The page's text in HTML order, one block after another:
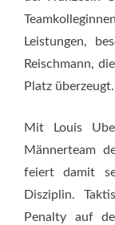
Leistungen,
Reischmann,
Platz überzeugt.
Mit Louis
Männerteam
feiert damit
Disziplin.
Penalty auf